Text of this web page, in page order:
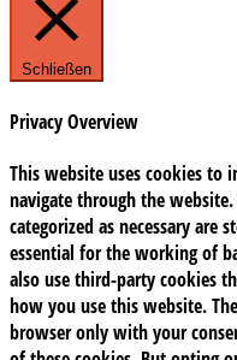
Schließen
Privacy Overview
This website uses cookies to
navigate through the
categorized as necessary are
essential for the working of
also use third-party cookies
how you use this website.
browser only with your